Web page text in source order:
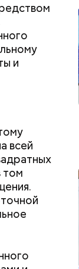
и
всей
том